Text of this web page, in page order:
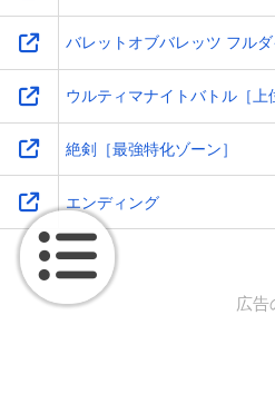
バレットオブバレッツ フルダ
ウルティマナイトバトル［上
絶剣［最強特化ゾーン］
エンディング
広告